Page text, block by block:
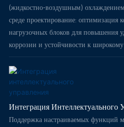
(жидкостно-воздушным)
среде проектирование: оптимизация
нагрузочных блоков для повышения
коррозии и устойчивости к
Интеграция Интеллектуального
Поддержка настраиваемых функций